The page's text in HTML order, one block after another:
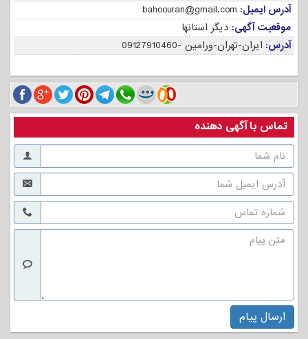
آدرس ایمیل: bahoouran@gmail.com
موقعیت آگهی: دیگر استانها
آدرس: ایران-تهران-ورامین -09127910460
تماس با آگهی دهنده
ارسال پیام